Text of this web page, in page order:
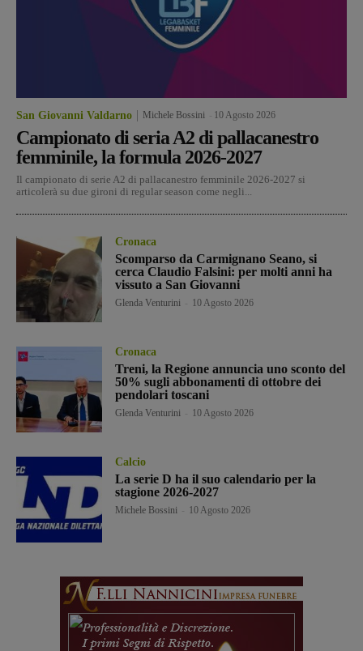
San Giovanni Valdarno Michele Bossini 10 Agosto 2026
Campionato di seria A2 di pallacanestro
femminile, la formula 2026-2027
Il campionato di serie A2 di pallacanestro femminile 2026-2027 si
articolerà su due gironi di regular season come negli...
Cronaca
Scomparso da Carmignano Seano, si
cerca Claudio Falsini: per molti anni ha
vissuto a San Giovanni
Glenda Venturini 10 Agosto 2026
Cronaca
Treni, la Regione annuncia uno sconto del
50% sugli abbonamenti di ottobre dei
pendolari toscani
Glenda Venturini 10 Agosto 2026
Calcio
La serie D ha il suo calendario per la
stagione 2026-2027
Michele Bossini 10 Agosto 2026